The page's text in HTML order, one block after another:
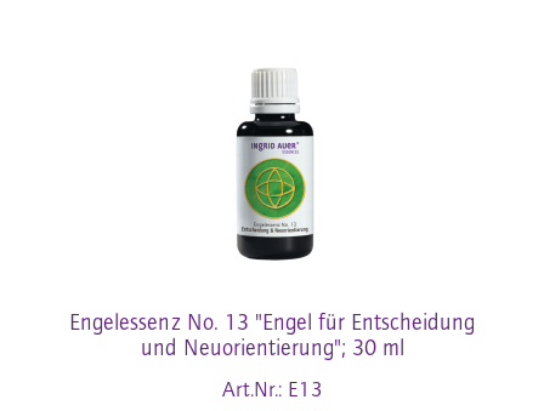
Engelessenz No. 13 "Engel für Entscheidung
und Neuorientierung"; 30 ml
Art.Nr.: E13